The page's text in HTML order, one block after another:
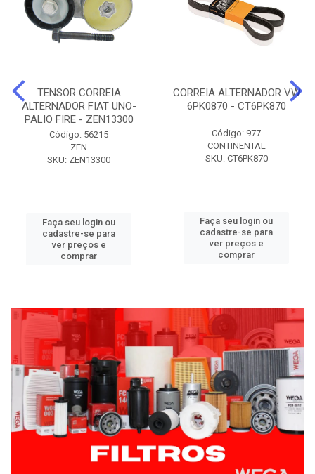
TENSOR CORREIA
ALTERNADOR FIAT UNO-
PALIO FIRE - ZEN13300
Código: 56215
ZEN
SKU: ZEN13300
Faça seu login ou
cadastre-se para
ver preços e
comprar
CORREIA ALTERNADOR VW
6PK0870 - CT6PK870
Código: 977
CONTINENTAL
SKU: CT6PK870
Faça seu login ou
cadastre-se para
ver preços e
comprar